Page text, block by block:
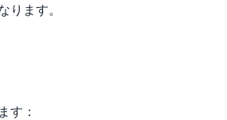
ります。
す：